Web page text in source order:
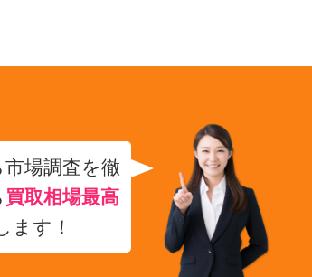
場調査を徹
買取相場最高
ます！